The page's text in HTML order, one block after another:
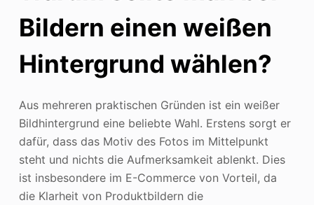
Bildern einen weißen
Hintergrund wählen?
Aus mehreren praktischen Gründen ist ein weißer
Bildhintergrund eine beliebte Wahl. Erstens sorgt er
dafür, dass das Motiv des Fotos im Mittelpunkt
steht und nichts die Aufmerksamkeit ablenkt. Dies
ist insbesondere im E-Commerce von Vorteil, da
die Klarheit von Produktbildern die